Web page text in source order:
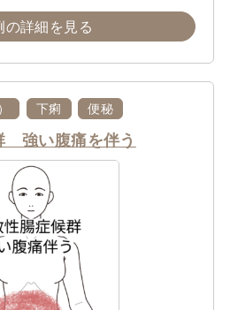
の詳細を見る
下痢 便秘
強い腹痛を伴う